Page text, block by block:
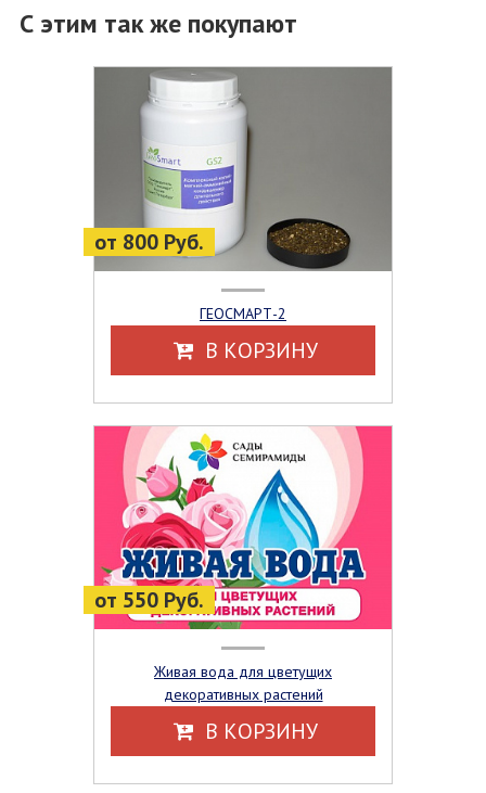
С этим так же покупают
от 800 Руб.
ГЕОСМАРТ-2
В КОРЗИНУ
от 550 Руб.
Живая вода для цветущих
декоративных растений
В КОРЗИНУ